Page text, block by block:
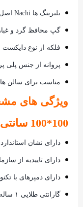
بلبرینگ ها Nachi اصل ژاپن
گپ محافظ گرد و
فلکه از نوع دایکست
پروانه از جنس پلی
مناسب برای سالن
ویژگی های
100*100 سانتی متری 6 پره
دارای نشان استاندارد
دارای تاییدیه از
دارای دمپرهای با
گارانتی طلایی ۱ ساله